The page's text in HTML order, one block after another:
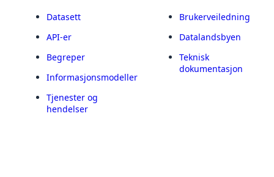
Datasett
API-er
Begreper
Informasjonsmodeller
Tjenester og
hendelser
Brukerveiledning
Datalandsbyen
Teknisk
dokumentasjon